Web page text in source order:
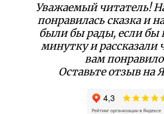
Уважаемый читатель!
понравилась сказка и
были бы рады, если бы
минутку и рассказали
вам
Оставьте отзыв на